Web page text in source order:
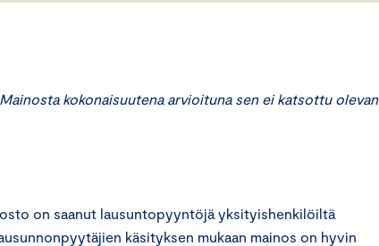
Mainosta kokonaisuutena arvioituna sen ei katsottu olevan
on saanut lausuntopyyntöjä yksityishenkilöiltä
käsityksen mukaan mainos on hyvin